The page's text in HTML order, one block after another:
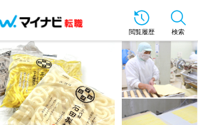
閲覧履歴 検索